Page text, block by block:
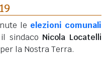
le elezioni comunali
sindaco Nicola Locatelli
la Nostra Terra.